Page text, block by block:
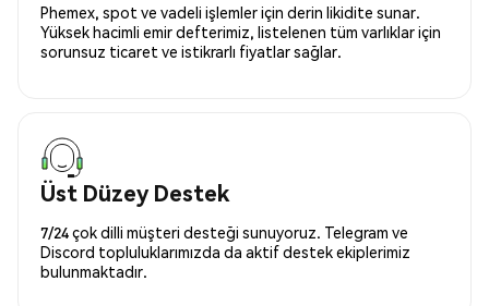
Phemex, spot ve vadeli işlemler için derin likidite sunar.
Yüksek hacimli emir defterimiz, listelenen tüm varlıklar için
sorunsuz ticaret ve istikrarlı fiyatlar sağlar.
Üst Düzey Destek
7/24 çok dilli müşteri desteği sunuyoruz. Telegram ve
Discord topluluklarımızda da aktif destek ekiplerimiz
bulunmaktadır.